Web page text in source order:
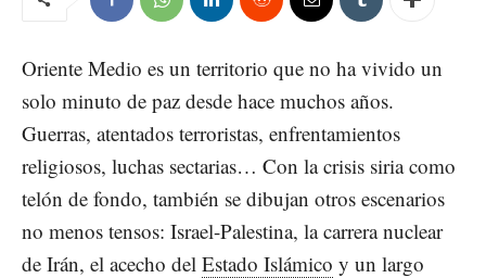
Oriente Medio es un territorio que no ha vivido un
solo minuto de paz desde hace muchos años.
Guerras, atentados terroristas, enfrentamientos
religiosos, luchas sectarias… Con la crisis siria como
telón de fondo, también se dibujan otros escenarios
no menos tensos: Israel-Palestina, la carrera nuclear
de Irán, el acecho del Estado Islámico y un largo